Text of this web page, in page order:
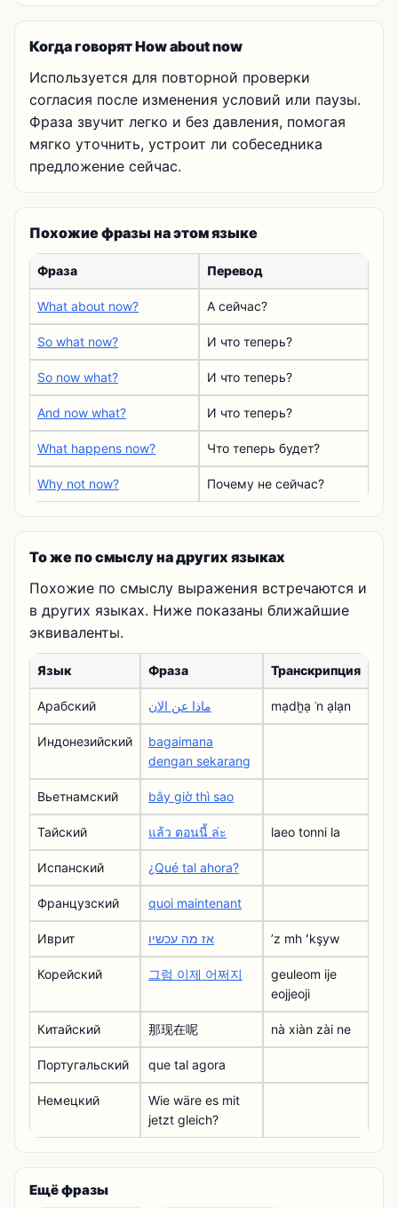
Когда говорят How about now
Используется для повторной проверки
согласия после изменения условий или паузы.
Фраза звучит легко и без давления, помогая
мягко уточнить, устроит ли собеседника
предложение сейчас.
Похожие фразы на этом языке
Фраза Перевод
What about now? А сейчас?
So what now? И что теперь?
So now what? И что теперь?
And now what? И что теперь?
What happens now? Что теперь будет?
Why not now? Почему не сейчас?
То же по смыслу на других языках
Похожие по смыслу выражения встречаются и
в других языках. Ниже показаны ближайшие
эквиваленты.
Язык Фраза Транскрипция
Арабский ماذا عن الان mạdẖạ ʿn ạlạn
Индонезийский
bagaimana
dengan sekarang
Вьетнамский bây giờ thì sao
Тайский แล้ว ตอนนี้ ล่ะ laeo tonni la
Испанский ¿Qué tal ahora?
Французский quoi maintenant
Иврит אז מה עכשיו ʼz mh ʻkşyw
Корейский 그럼 이제 어쩌지
geuleom ije
eojjeoji
Китайский 那现在呢 nà xiàn zài ne
Португальский que tal agora
Немецкий
Wie wäre es mit
jetzt gleich?
Ещё фразы